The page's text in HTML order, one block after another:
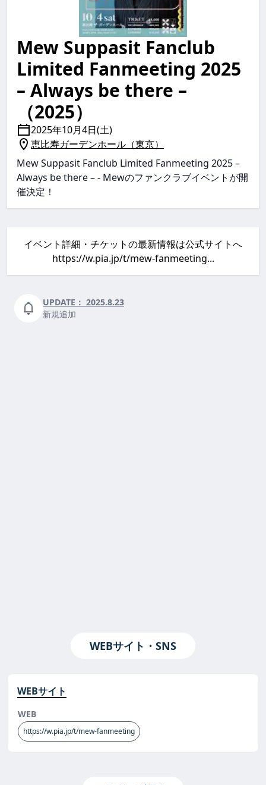
Mew Suppasit Fanclub
Limited Fanmeeting 2025
– Always be there –
（2025）
2025年10月4日(土)
恵比寿ガーデンホール（東京）
Mew Suppasit Fanclub Limited Fanmeeting 2025 –
Always be there – - Mewのファンクラブイベントが開
催決定！
mew suppasit fanclub limited fanmeeting 2025 –
イベント詳細・チケットの最新情報は公式サイトへ
https://w.pia.jp/t/mew-fanmeeting...
UPDATE： 2025.8.23
新規追加
WEBサイト・SNS
WEBサイト
WEB
https://w.pia.jp/t/mew-fanmeeting